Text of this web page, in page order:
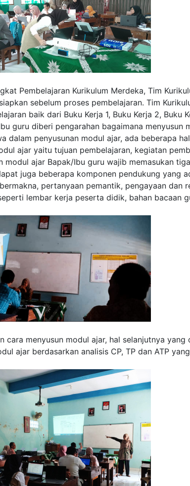
Pembelajaran Kurikulum Merdeka, Tim
sebelum proses pembelajaran. Tim
baik dari Buku Kerja 1, Buku Kerja 2, Buku
guru diberi pengarahan bagaimana menyusun
dalam penyusunan modul ajar, ada beberapa
ajar yaitu tujuan pembelajaran, kegiatan
modul ajar Bapak/Ibu guru wajib memasukan
juga beberapa komponen pendukung yang
pertanyaan pemantik, pengayaan dan
lembar kerja peserta didik, bahan bacaan
cara menyusun modul ajar, hal selanjutnya yang
ajar berdasarkan analisis CP, TP dan ATP